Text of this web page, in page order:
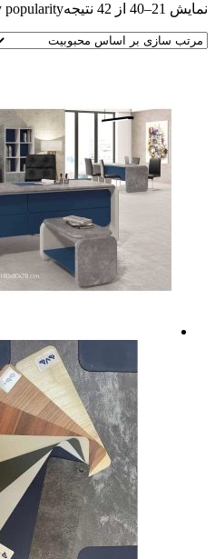
Sorted by popularity